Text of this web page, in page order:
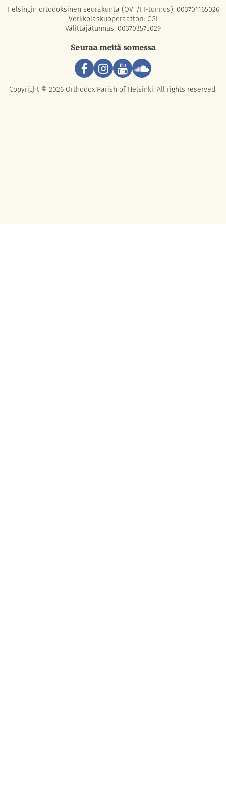
Helsingin ortodoksinen seurakunta (OVT/FI-tunnus): 003701165026
Verkkolaskuoperaattori: CGI
Välittäjätunnus: 003703575029
Seuraa meitä somessa
Copyright © 2026 Orthodox Parish of Helsinki. All rights reserved.